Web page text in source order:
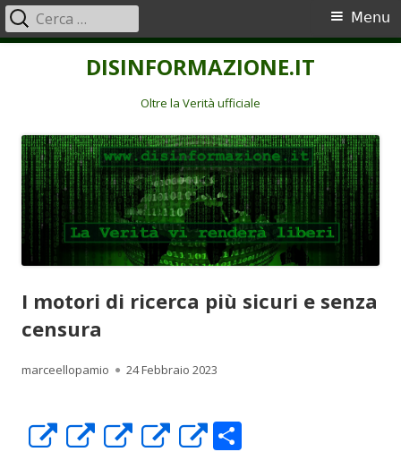
DISINFORMAZIONE.IT
Oltre la Verità ufficiale
Menu
principale
Menu
Ricerca
per:
I motori di ricerca più sicuri e senza
censura
Autore
marceellopamio Pubblicato
24 Febbraio 2023
ApreApreApreApre
Apre